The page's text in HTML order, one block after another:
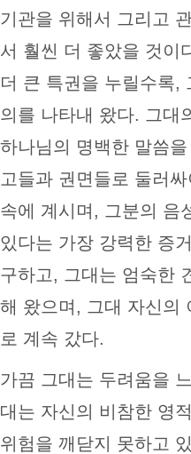
기관을 위해서 그리고
서 훨씬 더 좋았을 것이
더 큰 특권을 누릴수록,
의를 나타내 왔다. 그대
하나님의 명백한 말씀
고들과 권면들로 둘러
속에 계시며, 그분의 음
있다는 가장 강력한 증
구하고, 그대는 엄숙한
해 왔으며, 그대 자신의
로 계속 갔다.
가끔 그대는 두려움을
대는 자신의 비참한 영
위험을 깨닫지 못하고